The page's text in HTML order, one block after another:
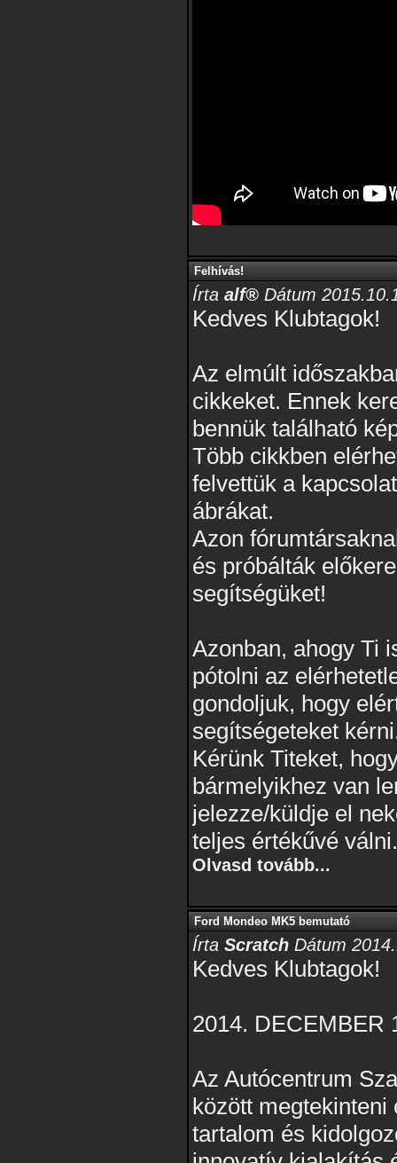
Felhívás!
Írta alf® Dátum
Kedves Klubtagok!
Az elmúlt
cikkeket. Ennek
bennük található
Több cikkben
felvettük a
ábrákat.
Azon
és próbálták
segítségüket!
Azonban, ahogy Ti
pótolni az
gondoljuk, hogy
segítségeteket
Kérünk Titeket,
bármelyikhez van
jelezze/küldje el
teljes értékűvé válni.
Olvasd tovább...
Ford Mondeo MK5 bemutató
Írta Scratch Dátum
Kedves Klubtagok!
2014. DECEMBER
Az Autócentrum
között
tartalom és